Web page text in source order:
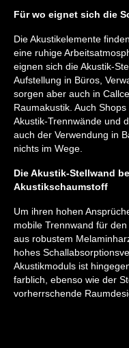
Für wo eignet sich die
Die Akustikelemente
eine ruhige
eignen sich die Akustik-
Aufstellung in Büros,
sorgen aber auch in
Raumakustik. Auch
Akustik-Trennwände und
auch der Verwendung in
nichts im Wege.
Die Akustik-Stellwand
Akustikschaumstoff
Um ihren hohen
mobile Trennwand für
aus robustem
hohes
Akustikmoduls ist
farblich, ebenso wie der
vorherrschende